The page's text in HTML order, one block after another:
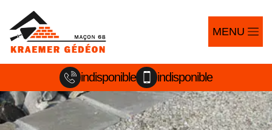
MENU
indisponible indisponible